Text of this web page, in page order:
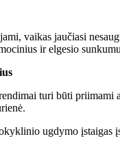
vaikas jaučiasi
ir elgesio
turi būti
ugdymo